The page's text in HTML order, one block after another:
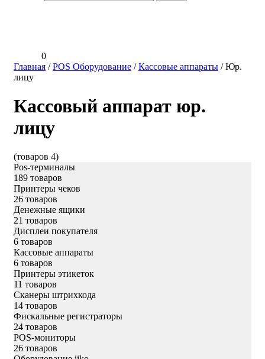
0
Главная /POS Оборудование /Кассовые аппараты /Юр.
лицу
Кассовый аппарат юр.
лицу
(товаров 4)
Pos-терминалы
189 товаров
Принтеры чеков
26 товаров
Денежные ящики
21 товаров
Дисплеи покупателя
6 товаров
Кассовые аппараты
6 товаров
Принтеры этикеток
11 товаров
Сканеры штрихкода
14 товаров
Фискальные регистраторы
24 товаров
POS-мониторы
26 товаров